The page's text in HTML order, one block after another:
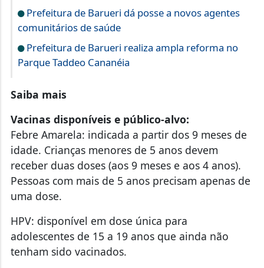
Prefeitura de Barueri dá posse a novos agentes
comunitários de saúde
Prefeitura de Barueri realiza ampla reforma no
Parque Taddeo Cananéia
Saiba mais
Vacinas disponíveis e público-alvo:
Febre Amarela: indicada a partir dos 9 meses de
idade. Crianças menores de 5 anos devem
receber duas doses (aos 9 meses e aos 4 anos).
Pessoas com mais de 5 anos precisam apenas de
uma dose.
HPV: disponível em dose única para
adolescentes de 15 a 19 anos que ainda não
tenham sido vacinados.